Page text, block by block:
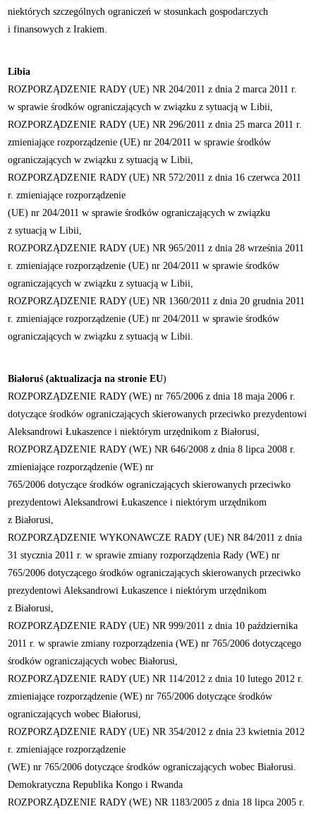
niektórych szczególnych ograniczeń w stosunkach gospodarczych
i finansowych z Irakiem.
Libia
ROZPORZĄDZENIE RADY (UE) NR 204/2011 z dnia 2 marca 2011 r.
w sprawie środków ograniczających w związku z sytuacją w Libii,
ROZPORZĄDZENIE RADY (UE) NR 296/2011 z dnia 25 marca 2011 r.
zmieniające rozporządzenie (UE) nr 204/2011 w sprawie środków
ograniczających w związku z sytuacją w Libii,
ROZPORZĄDZENIE RADY (UE) NR 572/2011 z dnia 16 czerwca 2011
r. zmieniające rozporządzenie
(UE) nr 204/2011 w sprawie środków ograniczających w związku
z sytuacją w Libii,
ROZPORZĄDZENIE RADY (UE) NR 965/2011 z dnia 28 września 2011
r. zmieniające rozporządzenie (UE) nr 204/2011 w sprawie środków
ograniczających w związku z sytuacją w Libii,
ROZPORZĄDZENIE RADY (UE) NR 1360/2011 z dnia 20 grudnia 2011
r. zmieniające rozporządzenie (UE) nr 204/2011 w sprawie środków
ograniczających w związku z sytuacją w Libii.
Białoruś (aktualizacja na stronie EU)
ROZPORZĄDZENIE RADY (WE) nr 765/2006 z dnia 18 maja 2006 r.
dotyczące środków ograniczających skierowanych przeciwko prezydentowi
Aleksandrowi Łukaszence i niektórym urzędnikom z Białorusi,
ROZPORZĄDZENIE RADY (WE) NR 646/2008 z dnia 8 lipca 2008 r.
zmieniające rozporządzenie (WE) nr
765/2006 dotyczące środków ograniczających skierowanych przeciwko
prezydentowi Aleksandrowi Łukaszence i niektórym urzędnikom
z Białorusi,
ROZPORZĄDZENIE WYKONAWCZE RADY (UE) NR 84/2011 z dnia
31 stycznia 2011 r. w sprawie zmiany rozporządzenia Rady (WE) nr
765/2006 dotyczącego środków ograniczających skierowanych przeciwko
prezydentowi Aleksandrowi Łukaszence i niektórym urzędnikom
z Białorusi,
ROZPORZĄDZENIE RADY (UE) NR 999/2011 z dnia 10 października
2011 r. w sprawie zmiany rozporządzenia (WE) nr 765/2006 dotyczącego
środków ograniczających wobec Białorusi,
ROZPORZĄDZENIE RADY (UE) NR 114/2012 z dnia 10 lutego 2012 r.
zmieniające rozporządzenie (WE) nr 765/2006 dotyczące środków
ograniczających wobec Białorusi,
ROZPORZĄDZENIE RADY (UE) NR 354/2012 z dnia 23 kwietnia 2012
r. zmieniające rozporządzenie
(WE) nr 765/2006 dotyczące środków ograniczających wobec Białorusi.
Demokratyczna Republika Kongo i Rwanda
ROZPORZĄDZENIE RADY (WE) NR 1183/2005 z dnia 18 lipca 2005 r.